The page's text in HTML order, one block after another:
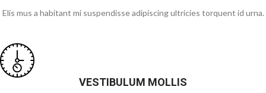
Elis mus a habitant mi suspendisse adipiscing ultricies torquent id urna.
VESTIBULUM MOLLIS